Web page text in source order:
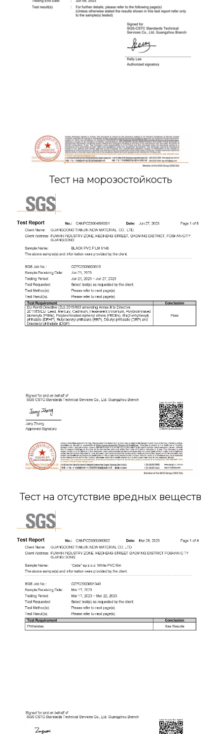
Тест на морозостойкость
Тест на отсутствие вредных веществ